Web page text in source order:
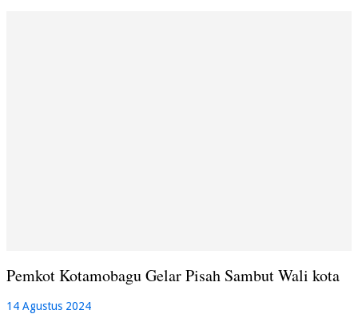
Pemkot Kotamobagu Gelar Pisah Sambut Wali kota
14 Agustus 2024